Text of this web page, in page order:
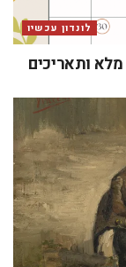
לונדון עכשיו